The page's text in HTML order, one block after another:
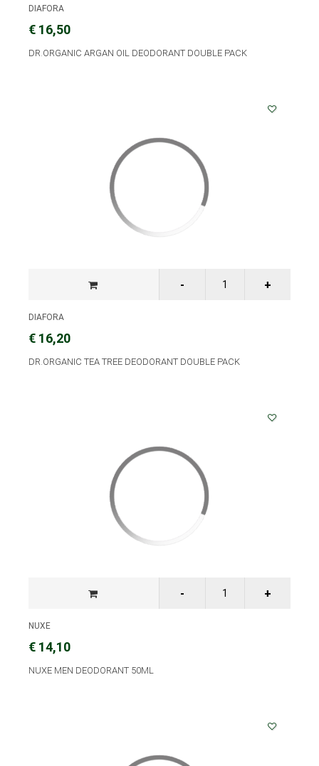
DIAFORA
€ 16,50
DR.ORGANIC ARGAN OIL DEODORANT DOUBLE PACK
DIAFORA
€ 16,20
DR.ORGANIC TEA TREE DEODORANT DOUBLE PACK
NUXE
€ 14,10
NUXE MEN DEODORANT 50ML